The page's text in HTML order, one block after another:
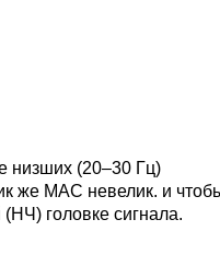
низших (20–30 Гц)
же МАС невелик. и
головке сигнала.